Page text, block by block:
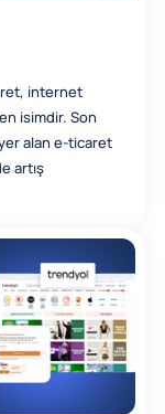
internet
isimdir. Son
alan e-ticaret
artış